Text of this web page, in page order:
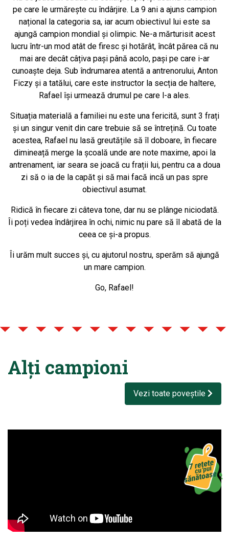
pe care le urmărește cu îndârjire. La 9 ani a ajuns campion
național la categoria sa, iar acum obiectivul lui este sa
ajungă campion mondial și olimpic. Ne-a mărturisit acest
lucru într-un mod atât de firesc și hotărât, încât părea că nu
mai are decât câțiva pași până acolo, pași pe care i-ar
cunoaște deja. Sub îndrumarea atentă a antrenorului, Anton
Ficzy și a tatălui, care este instructor la secția de haltere,
Rafael își urmează drumul pe care l-a ales.
Situația materială a familiei nu este una fericită, sunt 3 frați
și un singur venit din care trebuie să se întrețină. Cu toate
acestea, Rafael nu lasă greutățile să îl doboare, în fiecare
dimineață merge la școală unde are note maxime, apoi la
antrenament, iar seara se joacă cu frații lui, pentru ca a doua
zi să o ia de la capăt și să mai facă incă un pas spre
obiectivul asumat.
Ridică în fiecare zi câteva tone, dar nu se plânge niciodată.
Îi poți vedea îndârjirea în ochi, nimic nu pare să îl abată de la
ceea ce și-a propus.
Îi urăm mult succes și, cu ajutorul nostru, sperăm să ajungă
un mare campion.
Go, Rafael!
Alți campioni
Vezi toate poveștile